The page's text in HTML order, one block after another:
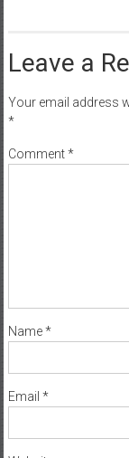
Leave a
Your email address
*
Comment*
Name*
Email *